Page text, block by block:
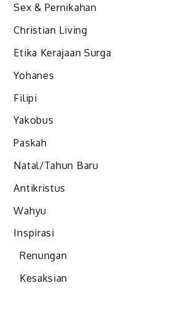
Sex & Pernikahan
Christian Living
Etika Kerajaan Surga
Yohanes
Filipi
Yakobus
Paskah
Natal/Tahun Baru
Antikristus
Wahyu
Inspirasi
Renungan
Kesaksian